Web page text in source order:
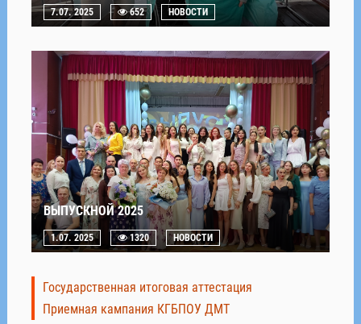
7.07. 2025 652 НОВОСТИ
ВЫПУСКНОЙ 2025
1.07. 2025 1320 НОВОСТИ
Государственная итоговая аттестация
Приемная кампания КГБПОУ ДМТ